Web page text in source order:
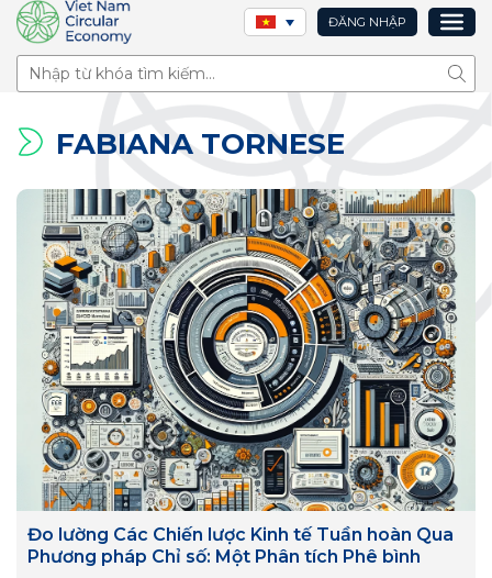
ĐĂNG NHẬP
Tìm
FABIANA TORNESE
Đo lường Các Chiến lược Kinh tế Tuần hoàn Qua
Phương pháp Chỉ số: Một Phân tích Phê bình